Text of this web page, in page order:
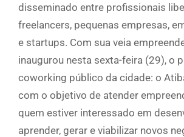
disseminado entre profissionais
freelancers, pequenas empresas,
e startups. Com sua veia
inaugurou nesta sexta-feira (29), o
coworking público da cidade: o
com o objetivo de atender
quem estiver interessado em
aprender, gerar e viabilizar novos